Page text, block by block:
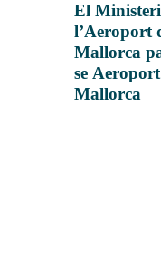
El
l’Aeroport
Mallorca
se
Mallorca